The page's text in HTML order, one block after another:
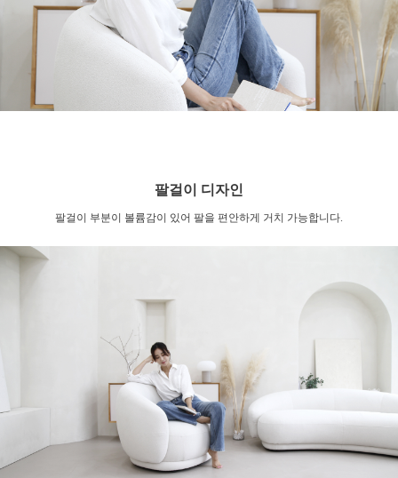
팔걸이 디자인
팔걸이 부분이 볼륨감이 있어 팔을 편안하게 거치 가능합니다.